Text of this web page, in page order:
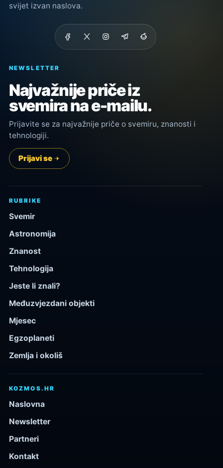
svijet izvan naslova.
NEWSLETTER
Najvažnije priče iz
svemira na e-mailu.
Prijavite se za najvažnije priče o svemiru, znanosti i
tehnologiji.
Prijavi se
RUBRIKE
Svemir
Astronomija
Znanost
Tehnologija
Jeste li znali?
Međuzvjezdani objekti
Mjesec
Egzoplaneti
Zemlja i okoliš
KOZMOS.HR
Naslovna
Newsletter
Partneri
Kontakt